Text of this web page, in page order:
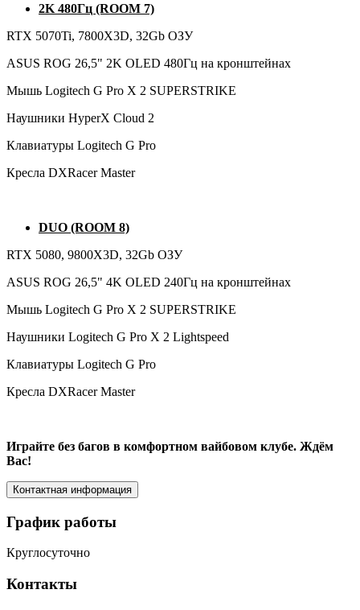
2K 480Гц (ROOM 7)
RTX 5070Ti, 7800X3D, 32Gb ОЗУ
ASUS ROG 26,5" 2K OLED 480Гц на кронштейнах
Мышь Logitech G Pro X 2 SUPERSTRIKE
Наушники HyperX Cloud 2
Клавиатуры Logitech G Pro
Кресла DXRacer Master
DUO (ROOM 8)
RTX 5080, 9800X3D, 32Gb ОЗУ
ASUS ROG 26,5" 4K OLED 240Гц на кронштейнах
Мышь Logitech G Pro X 2 SUPERSTRIKE
Наушники Logitech G Pro X 2 Lightspeed
Клавиатуры Logitech G Pro
Кресла DXRacer Master
Играйте без багов в комфортном вайбовом клубе. Ждём
Вас!
Контактная информация
График работы
Круглосуточно
Контакты